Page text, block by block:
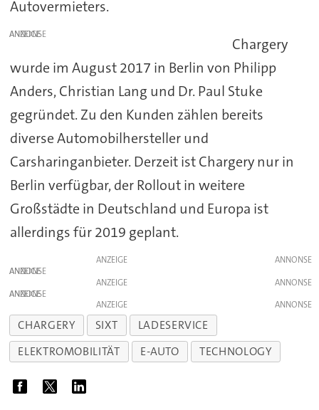
Autovermieters.
ANZEIGE
Chargery
wurde im August 2017 in Berlin von Philipp
Anders, Christian Lang und Dr. Paul Stuke
gegründet. Zu den Kunden zählen bereits
diverse Automobilhersteller und
Carsharinganbieter. Derzeit ist Chargery nur in
Berlin verfügbar, der Rollout in weitere
Großstädte in Deutschland und Europa ist
allerdings für 2019 geplant.
ANZEIGE
ANZEIGE
ANZEIGE
ANZEIGE
ANZEIGE
CHARGERY SIXT
LADESERVICE
ELEKTROMOBILITÄT
E-AUTO TECHNOLOGY